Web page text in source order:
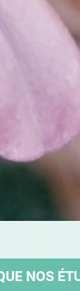
NOS